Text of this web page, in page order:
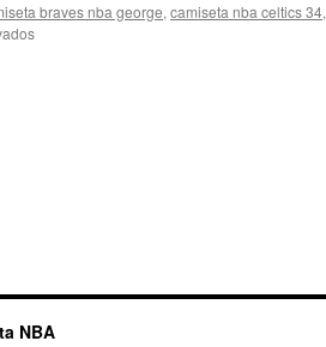
braves nba george, camiseta nba celtics 34,
en
NBA